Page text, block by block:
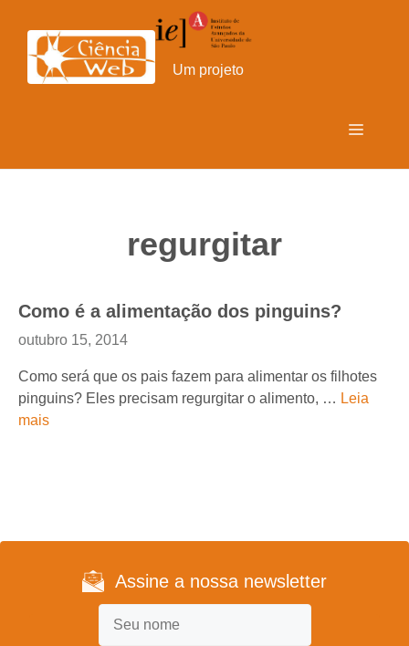
para
conteúdo
Um projeto
Menu
regurgitar
Como é a alimentação dos pinguins?
outubro 15, 2014
Como será que os pais fazem para alimentar os filhotes
pinguins? Eles precisam regurgitar o alimento, … Leia
mais
Assine a nossa newsletter